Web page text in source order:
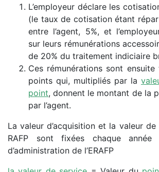
L’employeur déclare les
(le taux de cotisation étant
entre l’agent, 5%, et
sur leurs rémunérations
de 20% du traitement indiciaire
Ces rémunérations sont ensuite
points qui, multipliés par la
point, donnent le montant de la
par l’agent.
La valeur d’acquisition et la valeur
RAFP sont fixées chaque
d’administration de l’ERAFP